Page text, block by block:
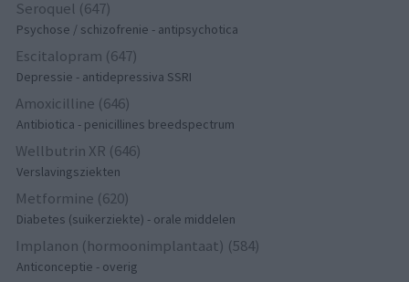
Seroquel (647)
Psychose / schizofrenie - antipsychotica
Escitalopram (647)
Depressie - antidepressiva SSRI
Amoxicilline (646)
Antibiotica - penicillines breedspectrum
Wellbutrin XR (646)
Verslavingsziekten
Metformine (620)
Diabetes (suikerziekte) - orale middelen
Implanon (hormoonimplantaat) (584)
Anticonceptie - overig